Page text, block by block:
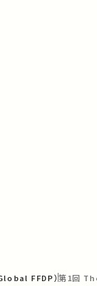
FFDP） 第1回